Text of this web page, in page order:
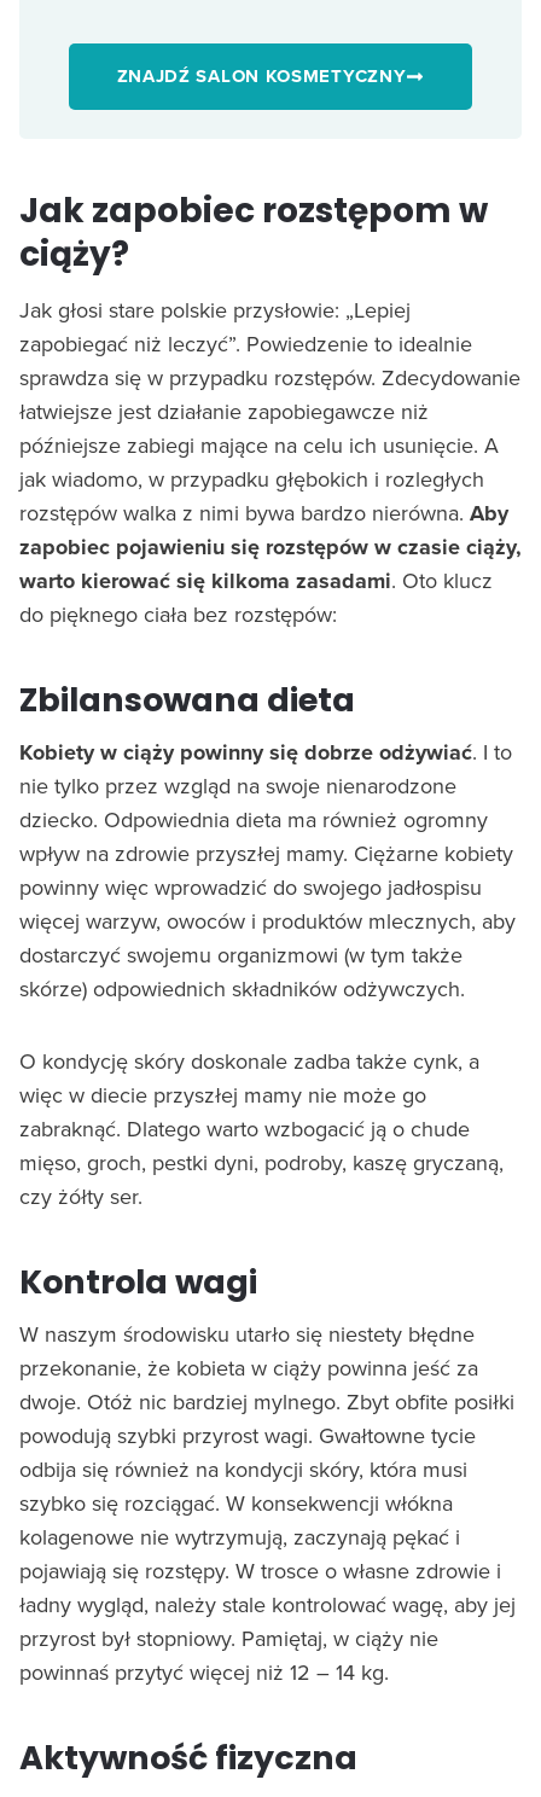
ZNAJDŹ SALON KOSMETYCZNY
Jak zapobiec rozstępom w
ciąży?
Jak głosi stare polskie przysłowie: „Lepiej
zapobiegać niż leczyć”. Powiedzenie to idealnie
sprawdza się w przypadku rozstępów. Zdecydowanie
łatwiejsze jest działanie zapobiegawcze niż
późniejsze zabiegi mające na celu ich usunięcie. A
jak wiadomo, w przypadku głębokich i rozległych
rozstępów walka z nimi bywa bardzo nierówna. Aby
zapobiec pojawieniu się rozstępów w czasie ciąży,
warto kierować się kilkoma zasadami. Oto klucz
do pięknego ciała bez rozstępów:
Zbilansowana dieta
Kobiety w ciąży powinny się dobrze odżywiać. I to
nie tylko przez wzgląd na swoje nienarodzone
dziecko. Odpowiednia dieta ma również ogromny
wpływ na zdrowie przyszłej mamy. Ciężarne kobiety
powinny więc wprowadzić do swojego jadłospisu
więcej warzyw, owoców i produktów mlecznych, aby
dostarczyć swojemu organizmowi (w tym także
skórze) odpowiednich składników odżywczych.
O kondycję skóry doskonale zadba także cynk, a
więc w diecie przyszłej mamy nie może go
zabraknąć. Dlatego warto wzbogacić ją o chude
mięso, groch, pestki dyni, podroby, kaszę gryczaną,
czy żółty ser.
Kontrola wagi
W naszym środowisku utarło się niestety błędne
przekonanie, że kobieta w ciąży powinna jeść za
dwoje. Otóż nic bardziej mylnego. Zbyt obfite posiłki
powodują szybki przyrost wagi. Gwałtowne tycie
odbija się również na kondycji skóry, która musi
szybko się rozciągać. W konsekwencji włókna
kolagenowe nie wytrzymują, zaczynają pękać i
pojawiają się rozstępy. W trosce o własne zdrowie i
ładny wygląd, należy stale kontrolować wagę, aby jej
przyrost był stopniowy. Pamiętaj, w ciąży nie
powinnaś przytyć więcej niż 12 – 14 kg.
Aktywność fizyczna